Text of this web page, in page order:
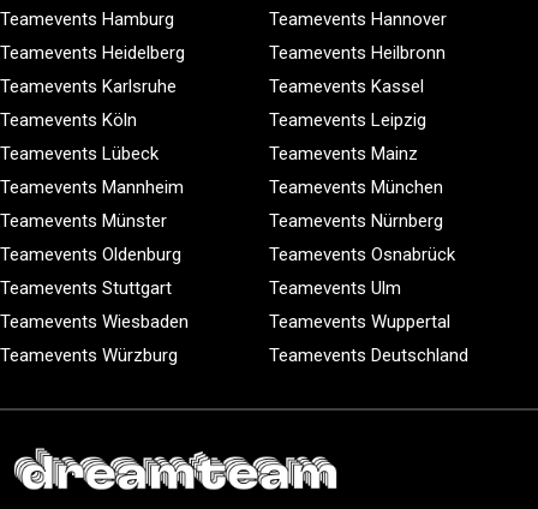
Teamevents Hamburg
Teamevents Hannover
Teamevents Heidelberg
Teamevents Heilbronn
Teamevents Karlsruhe
Teamevents Kassel
Teamevents Köln
Teamevents Leipzig
Teamevents Lübeck
Teamevents Mainz
Teamevents Mannheim
Teamevents München
Teamevents Münster
Teamevents Nürnberg
Teamevents Oldenburg
Teamevents Osnabrück
Teamevents Stuttgart
Teamevents Ulm
Teamevents Wiesbaden
Teamevents Wuppertal
Teamevents Würzburg
Teamevents Deutschland